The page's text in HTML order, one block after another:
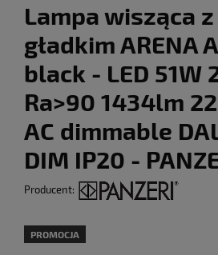
Lampa wisząca
gładkim ARENA
black - LED 51W
Ra>90 1434lm
AC dimmable
DIM IP20 -
Producent:
PROMOCJA